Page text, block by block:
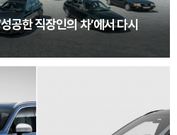
공한 직장인의 차’에서 다시